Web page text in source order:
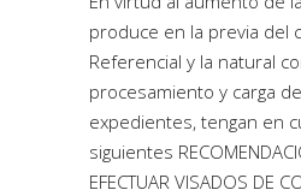
produce en la previa del
Referencial y la natural
procesamiento y carga
expedientes, tengan en
siguientes
EFECTUAR VISADOS DE